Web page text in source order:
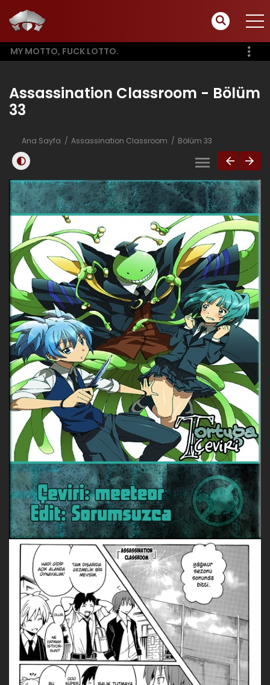
MY MOTTO, FUCK LOTTO.
Assassination Classroom - Bölüm
33
Ana Sayfa Assassination Classroom Bölüm 33